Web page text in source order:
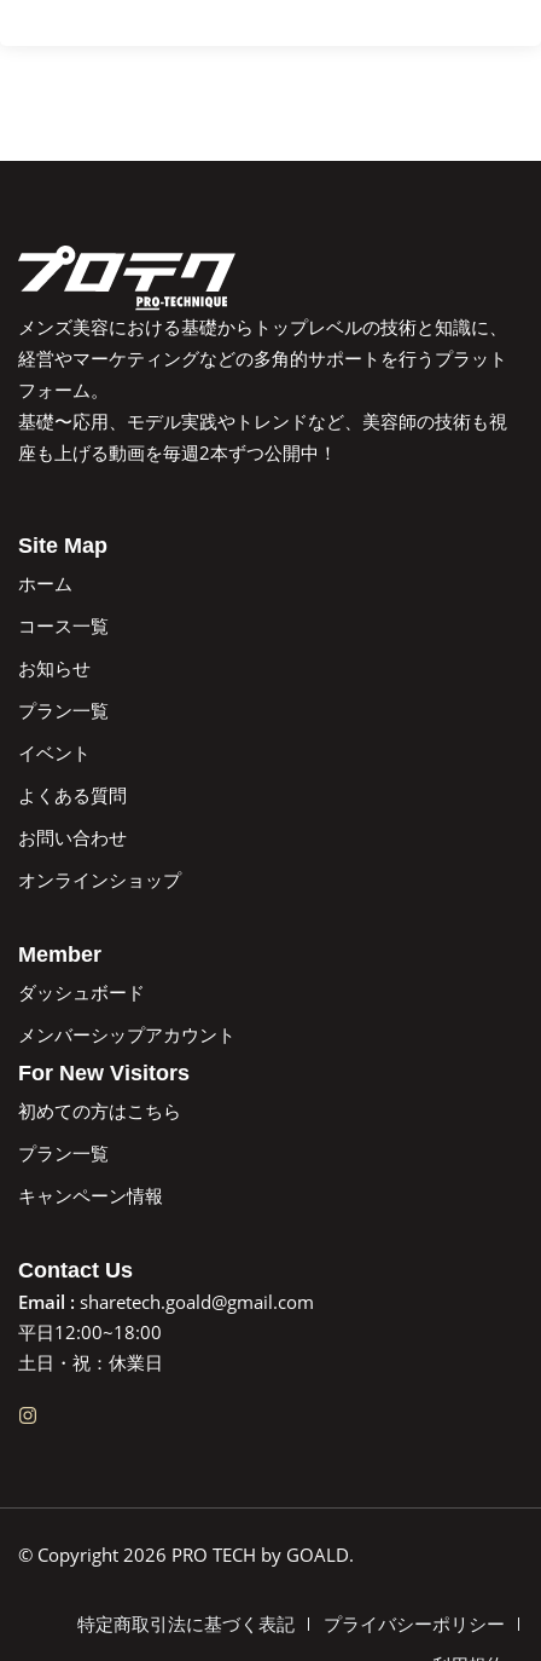
メンズ美容における基礎からトップレベルの技術と知識に、
経営やマーケティングなどの多角的サポートを行うプラット
フォーム。
基礎〜応用、モデル実践やトレンドなど、美容師の技術も視
座も上げる動画を毎週2本ずつ公開中！
Site Map
ホーム
コース一覧
お知らせ
プラン一覧
イベント
よくある質問
お問い合わせ
オンラインショップ
Member
ダッシュボード
メンバーシップアカウント
For New Visitors
初めての方はこちら
プラン一覧
キャンペーン情報
Contact Us
Email : sharetech.goald@gmail.com
平日12:00~18:00
土日・祝：休業日
© Copyright 2026 PRO TECH by GOALD.
特定商取引法に基づく表記
プライバシーポリシー